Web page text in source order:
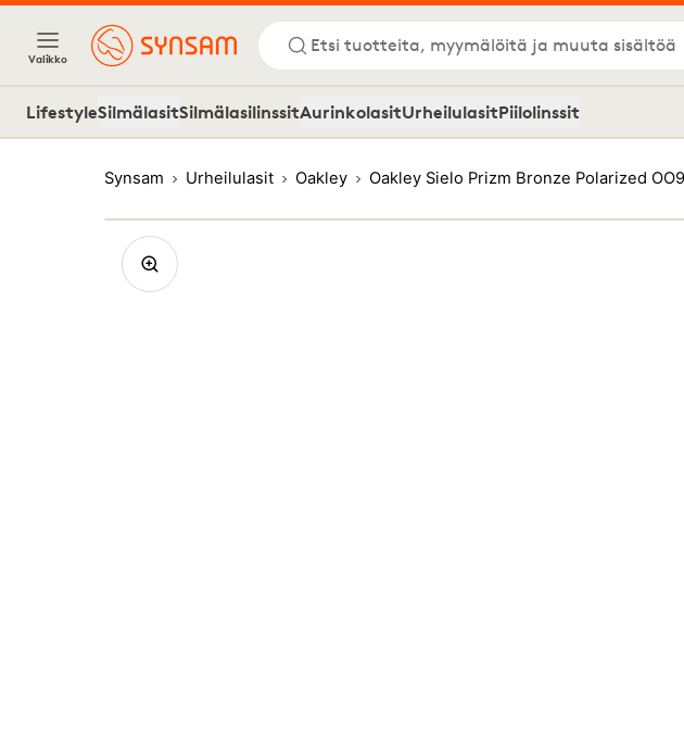
Valikko
Etsi tuotteita, myymälöitä ja muuta sisältöä
LifestyleSilmälasitSilmälasilinssitAurinkolasitUrheilulasitPiilolinssit
Synsam Urheilulasit Oakley Oakley Sielo Prizm Bronze Polarized